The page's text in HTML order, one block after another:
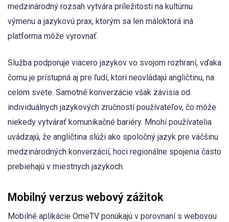
medzinárodný rozsah vytvára príležitosti na kultúrnu
výmenu a jazykovú prax, ktorým sa len máloktorá iná
platforma môže vyrovnať.
Služba podporuje viacero jazykov vo svojom rozhraní, vďaka
čomu je prístupná aj pre ľudí, ktorí neovládajú angličtinu, na
celom svete. Samotné konverzácie však závisia od
individuálnych jazykových zručností používateľov, čo môže
niekedy vytvárať komunikačné bariéry. Mnohí používatelia
uvádzajú, že angličtina slúži ako spoločný jazyk pre väčšinu
medzinárodných konverzácií, hoci regionálne spojenia často
prebiehajú v miestnych jazykoch.
Mobilný verzus webový zážitok
Mobilné aplikácie OmeTV ponúkajú v porovnaní s webovou